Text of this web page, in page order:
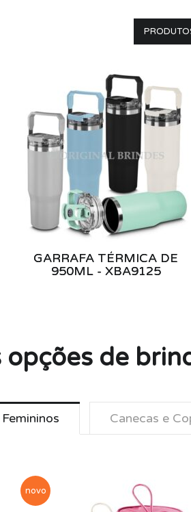
GARRAFA TÉRMICA DE
950ML - XBA9125
de
Canecas e
novo